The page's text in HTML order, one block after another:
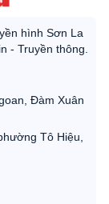
hình Sơn La
- Truyền thông.
Đàm Xuân
Tô Hiệu,